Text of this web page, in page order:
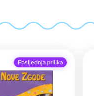
Posljednja prilika